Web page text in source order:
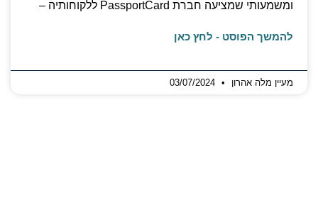
ומשמעותי שמציעה חברת PassportCard ללקוחותיה –
להמשך הפוסט - לחץ כאן
מעיין מלה אהרון